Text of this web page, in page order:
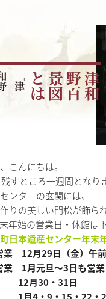
津
和
野
百
景
図
と
は
「
津
和
野
百
景
図
」
を
読
み
解
こんにちは。
すところ一週間となり
ンターの玄関には、
りの美しい門松が飾ら
年始の営業日・休館は
日本遺産センター年末
業 12月29日（金）午
業 1月元旦～3日も営業
12月30・31日
9・15・22・